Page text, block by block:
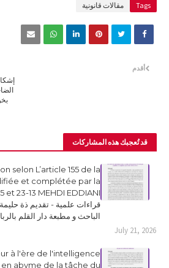
Tags مقالات قانونية
أقدم
قد تُعجبك هذه المشاركات
selon L’article 155 de la
et complétée par la
قراءات علمية - تقديم ذة
الباحث و مطبعة دار القلم
July 21, 2026
à l'ère de l'intelligence
abyme de la tâche du